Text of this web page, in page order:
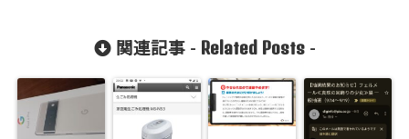
関連記事 - Related Posts-